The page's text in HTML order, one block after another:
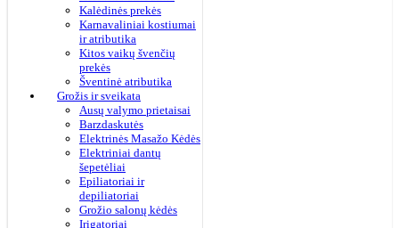
Kalėdinės prekės
Karnavaliniai kostiumai
ir atributika
Kitos vaikų švenčių
prekės
Šventinė atributika
Grožis ir sveikata
Ausų valymo prietaisai
Barzdaskutės
Elektrinės Masažo Kėdės
Elektriniai dantų
šepetėliai
Epiliatoriai ir
depiliatoriai
Grožio salonų kėdės
Irigatoriai